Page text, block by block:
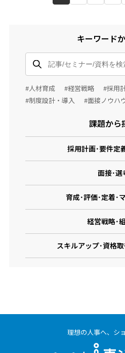
キーワード
#人材育成 #経営戦略 #採用
#制度設計・導入
#面接ノウハ
課題から
採用計画･要件定
面接･選
育成･評価･定着･
経営戦略･
スキルアップ･資格
理想の人事へ、シ